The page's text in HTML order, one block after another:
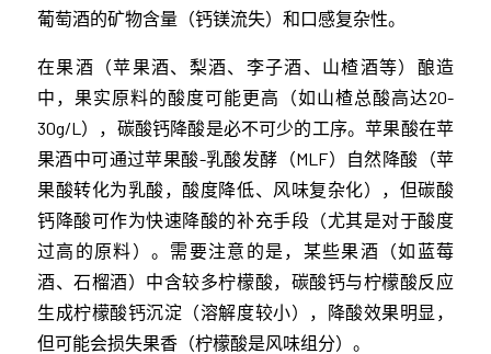
葡萄酒的矿物含量（钙镁流失）和口感复杂性。
在果酒（苹果酒、梨酒、李子酒、山楂酒等）酿造
中，果实原料的酸度可能更高（如山楂总酸高达20-
30g/L），碳酸钙降酸是必不可少的工序。苹果酸在苹
果酒中可通过苹果酸-乳酸发酵（MLF）自然降酸（苹
果酸转化为乳酸，酸度降低、风味复杂化），但碳酸
钙降酸可作为快速降酸的补充手段（尤其是对于酸度
过高的原料）。需要注意的是，某些果酒（如蓝莓
酒、石榴酒）中含较多柠檬酸，碳酸钙与柠檬酸反应
生成柠檬酸钙沉淀（溶解度较小），降酸效果明显，
但可能会损失果香（柠檬酸是风味组分）。